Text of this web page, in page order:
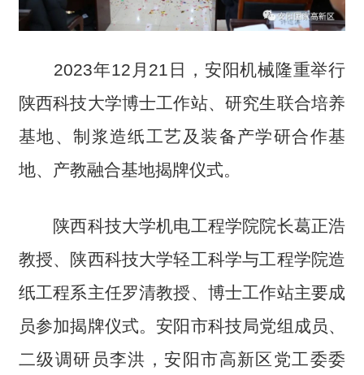
2023年12月21日，安阳机械隆重举行
陕西科技大学博士工作站、研究生联合培养
基地、制浆造纸工艺及装备产学研合作基
地、产教融合基地揭牌仪式。
陕西科技大学机电工程学院院长葛正浩
教授、陕西科技大学轻工科学与工程学院造
纸工程系主任罗清教授、博士工作站主要成
员参加揭牌仪式。安阳市科技局党组成员、
二级调研员李洪，安阳市高新区党工委委